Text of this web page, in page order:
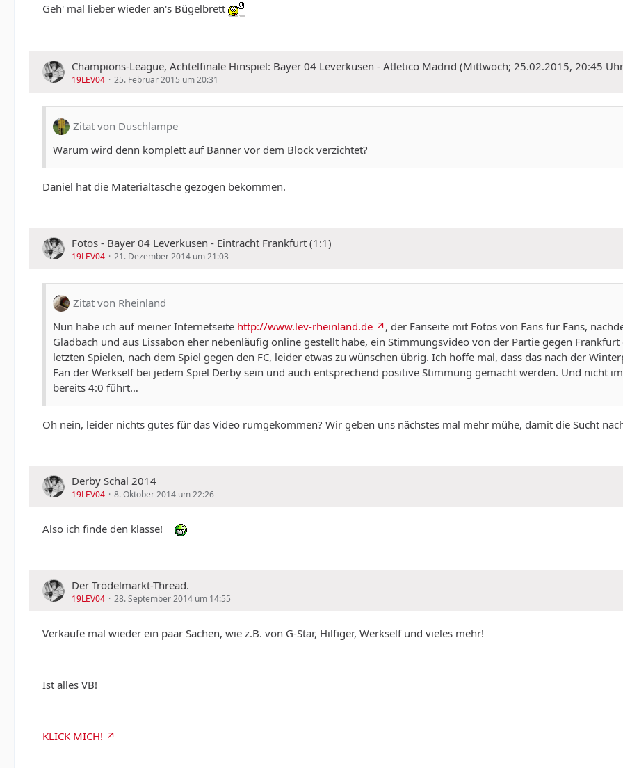
Geh' mal lieber wieder an's Bügelbrett
Champions-League, Achtelfinale Hinspiel: Bayer 04 Leverkusen - Atletico Madrid (Mittwoch; 25.02.2015, 20:45
19LEV04 25. Februar 2015 um 20:31
Zitat von Duschlampe
Warum wird denn komplett auf Banner vor dem Block verzichtet?
Daniel hat die Materialtasche gezogen bekommen.
Fotos - Bayer 04 Leverkusen - Eintracht Frankfurt (1:1)
19LEV04 21. Dezember 2014 um 21:03
Zitat von Rheinland
Nun habe ich auf meiner Internetseite http://www.lev-rheinland.de
, der Fanseite mit Fotos von Fans für Fans,
Gladbach und aus Lissabon eher nebenläufig online gestellt habe, ein Stimmungsvideo von der Partie gegen
letzten Spielen, nach dem Spiel gegen den FC, leider etwas zu wünschen übrig. Ich hoffe mal, dass das nach der
Fan der Werkself bei jedem Spiel Derby sein und auch entsprechend positive Stimmung gemacht werden. Und nicht
bereits 4:0 führt…
Oh nein, leider nichts gutes für das Video rumgekommen? Wir geben uns nächstes mal mehr mühe, damit die Sucht
Derby Schal 2014
19LEV04 8. Oktober 2014 um 22:26
Also ich finde den klasse!
Der Trödelmarkt-Thread.
19LEV04 28. September 2014 um 14:55
Verkaufe mal wieder ein paar Sachen, wie z.B. von G-Star, Hilfiger, Werkself und vieles mehr!
Ist alles VB!
KLICK MICH!